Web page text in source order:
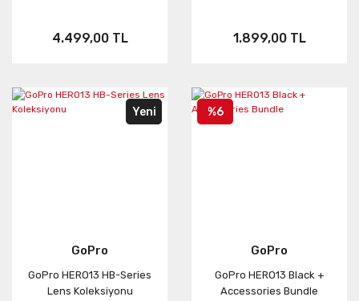
4.499,00 TL 1.899,00 TL
Yeni
GoPro
GoPro HERO13 HB-Series
Lens Koleksiyonu
%6
GoPro
GoPro HERO13 Black +
Accessories Bundle